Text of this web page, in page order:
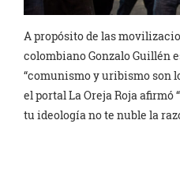
A propósito de las
colombiano Gonzalo Guillén
“comunismo y uribismo son
el portal La Oreja Roja afirmó
tu ideología no te nuble la